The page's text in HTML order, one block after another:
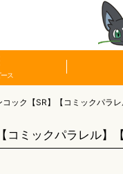
ス
コック【SR】【コミックパラレ
コミックパラレル】【